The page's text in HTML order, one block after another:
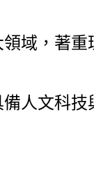
域，著重
人文科技